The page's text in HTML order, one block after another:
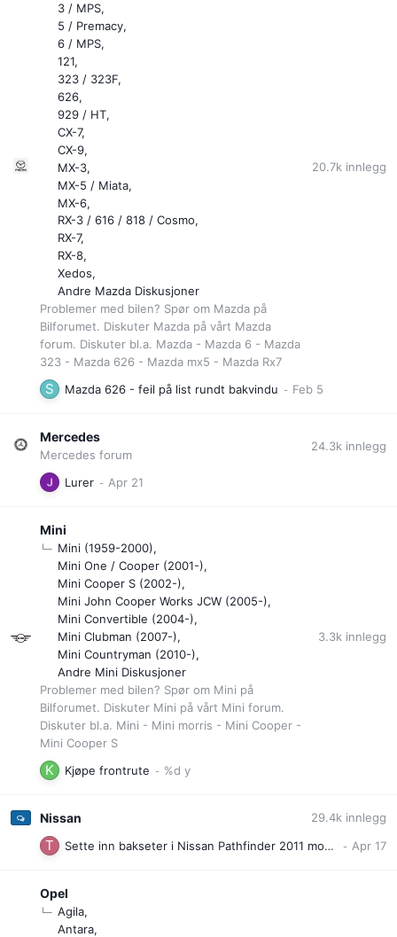
3 / MPS
5 / Premacy
6 / MPS
121
323 / 323F
626
929 / HT
CX-7
CX-9
MX-3
MX-5 / Miata
MX-6
RX-3 / 616 / 818 / Cosmo
RX-7
RX-8
Xedos
Andre Mazda Diskusjoner
Problemer med bilen? Spør om Mazda på
Bilforumet. Diskuter Mazda på vårt Mazda
forum. Diskuter bl.a. Mazda - Mazda 6 - Mazda
323 - Mazda 626 - Mazda mx5 - Mazda Rx7
20.7k innlegg
Mazda 626 - feil på list rundt bakvindu
Mercedes
Mercedes forum
24.3k innlegg
Lurer
Mini
Mini (1959-2000)
Mini One / Cooper (2001-)
Mini Cooper S (2002-)
Mini John Cooper Works JCW (2005-)
Mini Convertible (2004-)
Mini Clubman (2007-)
Mini Countryman (2010-)
Andre Mini Diskusjoner
Problemer med bilen? Spør om Mini på
Bilforumet. Diskuter Mini på vårt Mini forum.
Diskuter bl.a. Mini - Mini morris - Mini Cooper -
Mini Cooper S
3.3k innlegg
Kjøpe frontrute
Nissan 29.4k innlegg
Sette inn bakseter i Nissan Pathfinder 2011 modell
Opel
Agila
Antara